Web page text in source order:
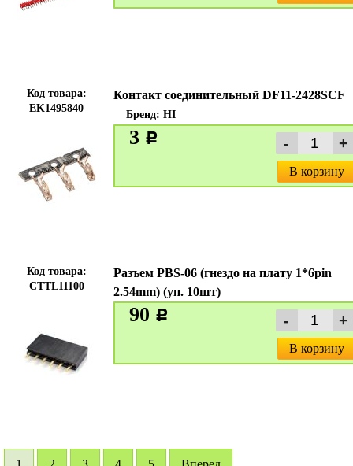
Код товара:
EK1495840
Контакт соединительный DF11-2428SCF
Бренд: HI
3 c
В корзину
Код товара:
CTTL11100
Разъем PBS-06 (гнездо на плату 1*6pin
2.54mm) (уп. 10шт)
90 c
В корзину